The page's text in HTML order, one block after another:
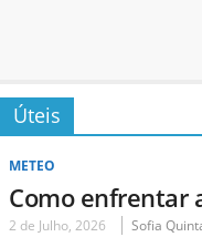
Úteis
METEO
Como enfrentar
2 de Julho, 2026 Sofia